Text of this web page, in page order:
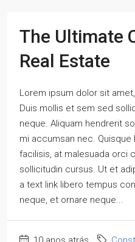
The Ultimate
Real Estate
Lorem ipsum dolor sit
Duis mollis et sem sed
neque. Aliquam hendrerit
mi accumsan nec.
facilisis, at malesuada orci
sollicitudin cursus. Ut et
a text link libero tempus
neque, et ornare neque...